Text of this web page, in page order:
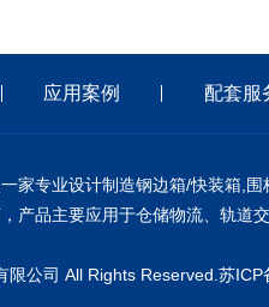
应用案例 配套服
家专业设计制造钢边箱/快装箱,
产品主要应用于仓储物流、轨道
公司 All Rights Reserved. 苏ICP